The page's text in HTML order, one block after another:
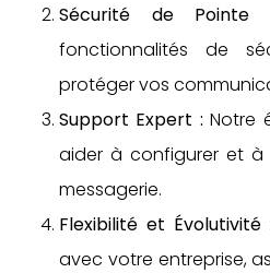
Sécurité de Pointe
fonctionnalités de
protéger vos
Support Expert : Notre
aider à configurer et à
messagerie.
Flexibilité et Évolutivité
avec votre entreprise,